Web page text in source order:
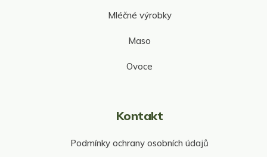
Mléčné výrobky
Maso
Ovoce
Kontakt
Podmínky ochrany osobních údajů